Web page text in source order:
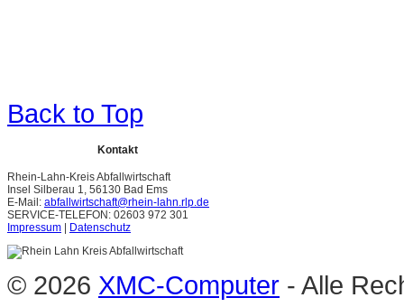
Back to Top
Kontakt
Rhein-Lahn-Kreis Abfallwirtschaft
Insel Silberau 1, 56130 Bad Ems
E-Mail: abfallwirtschaft@rhein-lahn.rlp.de
SERVICE-TELEFON: 02603 972 301
Impressum
Datenschutz
© 2026 XMC-Computer - Alle